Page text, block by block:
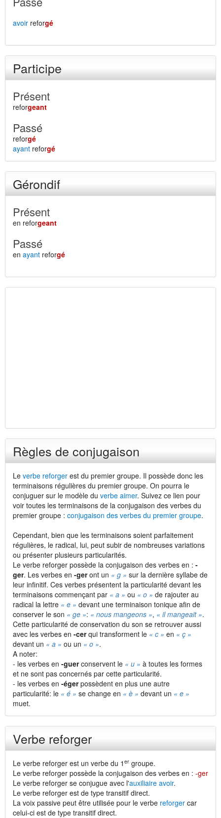
avoir reforgé
Participe
Présent
reforgeant
Passé
reforgé
ayant reforgé
Gérondif
Présent
en reforgeant
Passé
en ayant reforgé
Règles de conjugaison
Le verbe reforger est du premier groupe. Il possède donc les
terminaisons régulières du premier groupe. On pourra le
conjuguer sur le modèle du verbe aimer. Suivez ce lien pour
voir toutes les terminaisons de la conjugaison des verbes du
premier groupe : conjugaison des verbes du premier groupe.
Cependant, bien que les terminaisons soient parfaitement
régulières, le radical, lui, peut subir de nombreuses variations
ou présenter plusieurs particularités.
Le verbe reforger possède la conjugaison des verbes en : -
ger. Les verbes en -geront un « g » sur la dernière syllabe de
leur infinitif. Ces verbes présentent la particularité devant les
terminaisons commençant par « a » ou « o » de rajouter au
radical la lettre « e » devant une terminaison tonique afin de
conserver le son « ge »: « nous mangeons », « il mangeait ».
Cette particularité de conservation du son se retrouver aussi
avec les verbes en -cerqui transforment le « c » en « ç »
devant un « a » ou un « o ».
A noter:
- les verbes en -guerconservent le « u » à toutes les formes
et ne sont pas concernés par cette particularité.
- les verbes en -égerpossèdent en plus une autre
particularité: le « é » se change en « è » devant un « e »
muet.
Verbe reforger
Le verbe reforger est un verbe du 1 er groupe.
Le verbe reforger possède la conjugaison des verbes en : -ger
Le verbe reforger se conjugue avec l'auxiliaire avoir.
Le verbe reforger est de type transitif direct.
La voix passive peut être utilisée pour le verbe reforger car
celui-ci est de type transitif direct.